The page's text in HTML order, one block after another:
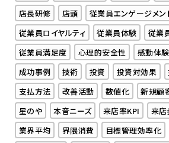
店長研修
店頭
従業員エンゲージメン
従業員ロイヤルティ
従業員体験
従業
従業員満足度
心理的安全性 感動体験
成功事例
技術 投資 投資対効果
支払方法
改善活動 数値化 新規顧
星のや
本音ニーズ 来店率KPI 来店
業界平均
界隈消費 目標管理効率化